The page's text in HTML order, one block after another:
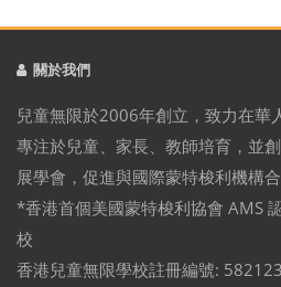
關於我們
兒童無限於2006年創立，致力在華
專注於兒童、家長、教師培育，並
展學會，促進與國際蒙特梭利機構合
*香港首個美國蒙特梭利協會 AMS
校
香港兒童無限學校註冊編號: 582123